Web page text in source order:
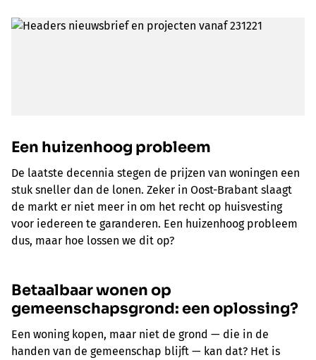
Een huizenhoog probleem
De laatste decennia stegen de prijzen van woningen een
stuk sneller dan de lonen. Zeker in Oost-Brabant slaagt
de markt er niet meer in om het recht op huisvesting
voor iedereen te garanderen. Een huizenhoog probleem
dus, maar hoe lossen we dit op?
Betaalbaar wonen op
gemeenschapsgrond: een oplossing?
Een woning kopen, maar niet de grond — die in de
handen van de gemeenschap blijft — kan dat? Het is